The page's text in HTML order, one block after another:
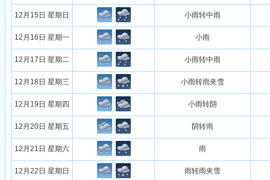
12月15日 星期日 小雨转中雨
12月16日 星期一 小雨
12月17日 星期二 小雨转中雨
12月18日 星期三 小雨转雨夹雪
12月19日 星期四 小雨转阴
12月20日 星期五 阴转雨
12月21日 星期六 雨
12月22日 星期日 雨转雨夹雪